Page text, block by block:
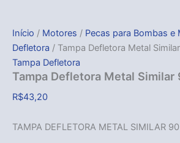
Início / Motores / Pecas para Bombas e
Defletora / Tampa Defletora Metal
Tampa Defletora
Tampa Defletora Metal Similar
R$43,20
TAMPA DEFLETORA METAL SIMILAR